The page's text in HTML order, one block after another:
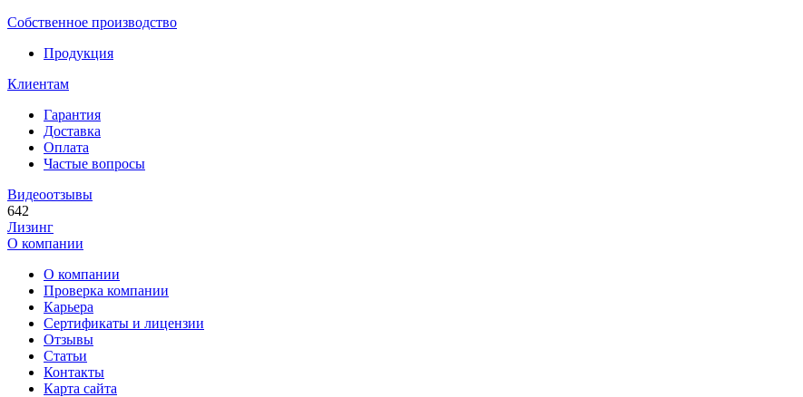
Собственное производство
Продукция
Клиентам
Гарантия
Доставка
Оплата
Частые вопросы
Видеоотзывы
642
Лизинг
О компании
О компании
Проверка компании
Карьера
Сертификаты и лицензии
Отзывы
Статьи
Контакты
Карта сайта